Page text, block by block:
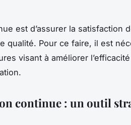
est d’assurer la satisfaction
qualité. Pour ce faire, il est
visant à améliorer
continue : un outil